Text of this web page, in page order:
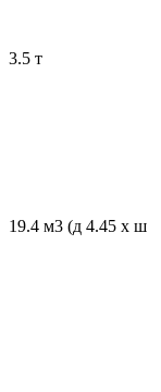
3.5 т
19.4 м3 (д 4.45 x ш